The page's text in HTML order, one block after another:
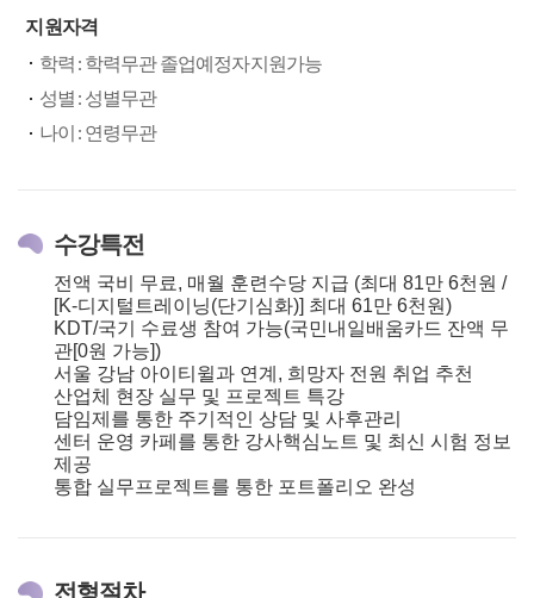
지원자격
학력 : 학력무관 졸업예정자지원가능
성별 : 성별무관
나이 : 연령무관
수강특전
전액 국비 무료, 매월 훈련수당 지급 (최대 81만 6천원 /
[K-디지털트레이닝(단기심화)] 최대 61만 6천원)
KDT/국기 수료생 참여 가능(국민내일배움카드 잔액 무
관[0원 가능])
서울 강남 아이티윌과 연계, 희망자 전원 취업 추천
산업체 현장 실무 및 프로젝트 특강
담임제를 통한 주기적인 상담 및 사후관리
센터 운영 카페를 통한 강사핵심노트 및 최신 시험 정보
제공
통합 실무프로젝트를 통한 포트폴리오 완성
전형절차